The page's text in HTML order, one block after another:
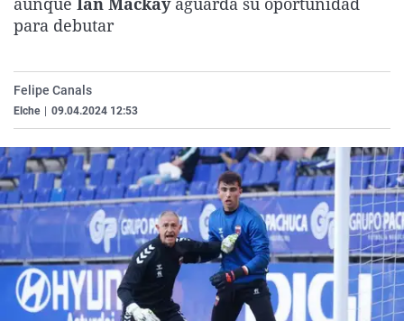
La rosa de los vientos
Como el perro y el
Caso
Equipo de
Extremadura
La Rioja
Virales
Elecciones
para debutar
Felipe Canals
Elche 09.04.2024 12:53